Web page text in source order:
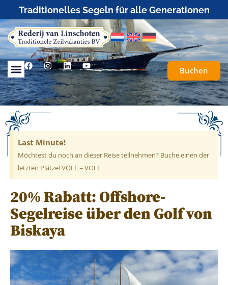
Traditionelles Segeln für alle Generationen
Buchen
Last Minute!
Möchtest du noch an dieser Reise teilnehmen? Buche einen der
letzten Plätze! VOLL = VOLL
20% Rabatt: Offshore-
Segelreise über den Golf von
Biskaya